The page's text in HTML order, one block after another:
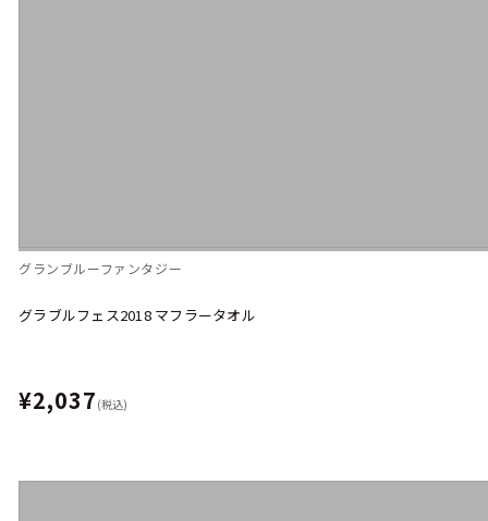
グランブルーファンタジー
グラブルフェス2018 マフラータオル
¥2,037 (税込)